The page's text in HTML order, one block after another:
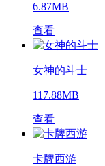
6.87MB
查看
女神的斗士
117.88MB
查看
卡牌西游